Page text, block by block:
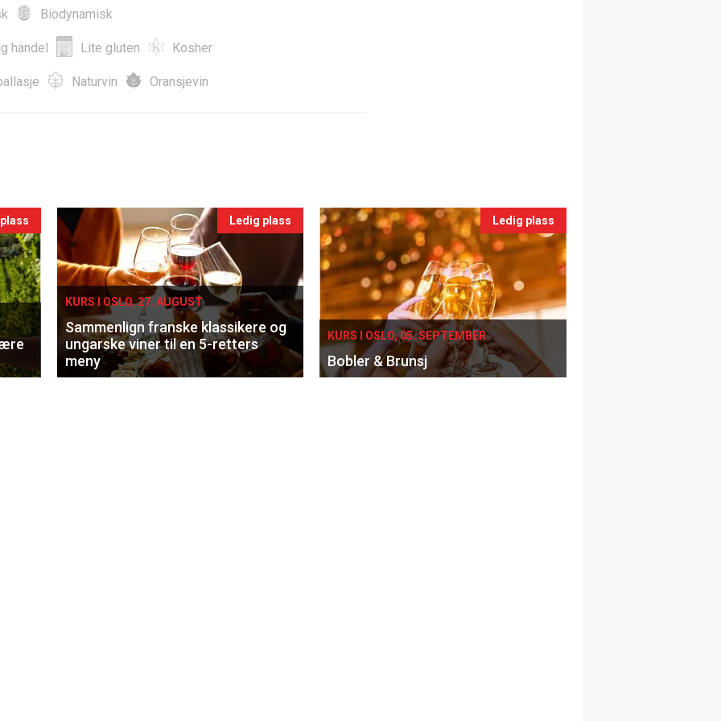
Biodynamisk
handel Lite gluten Kosher
Naturvin Oransjevin
Ledig plass
KURS I OSLO, 27. AUGUST
Sammenlign franske klassikere og
ungarske viner til en 5-retters
meny
Ledig plass
KURS I OSLO, 05. SEPTEMBER
Bobler & Brunsj